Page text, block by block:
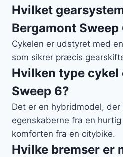
Hvilket
Bergamont Sweep
Cykelen er udstyret med
som sikrer præcis
Hvilken type cykel
Sweep 6?
Det er en hybridmodel, der
egenskaberne fra en
komforten fra en citybike.
Hvilke bremser er